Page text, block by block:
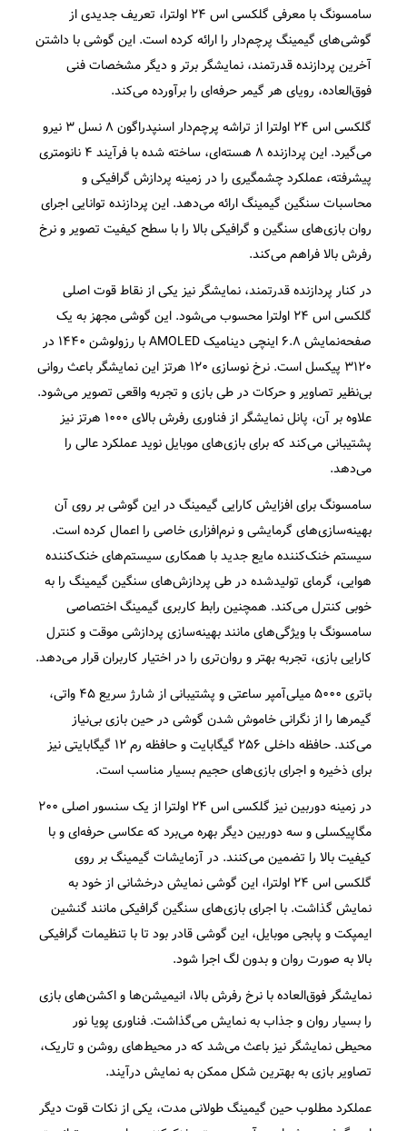
سامسونگ با معرفی گلکسی اس ۲۴ اولترا، تعریف جدیدی از
گوشی‌های گیمینگ پرچم‌دار را ارائه کرده است. این گوشی با داشتن
آخرین پردازنده قدرتمند، نمایشگر برتر و دیگر مشخصات فنی
فوق‌العاده، رویای هر گیمر حرفه‌ای را برآورده می‌کند.
گلکسی اس ۲۴ اولترا از تراشه پرچم‌دار اسنپدراگون ۸ نسل ۳ نیرو
می‌گیرد. این پردازنده ۸ هسته‌ای، ساخته شده با فرآیند ۴ نانومتری
پیشرفته، عملکرد چشمگیری را در زمینه پردازش گرافیکی و
محاسبات سنگین گیمینگ ارائه می‌دهد. این پردازنده توانایی اجرای
روان بازی‌های سنگین و گرافیکی بالا را با سطح کیفیت تصویر و نرخ
رفرش بالا فراهم می‌کند.
در کنار پردازنده قدرتمند، نمایشگر نیز یکی از نقاط قوت اصلی
گلکسی اس ۲۴ اولترا محسوب می‌شود. این گوشی مجهز به یک
صفحه‌نمایش ۶.۸ اینچی دینامیک AMOLED با رزولوشن ۱۴۴۰ در
۳۱۲۰ پیکسل است. نرخ نوسازی ۱۲۰ هرتز این نمایشگر باعث روانی
بی‌نظیر تصاویر و حرکات در طی بازی و تجربه واقعی تصویر می‌شود.
علاوه بر آن، پانل نمایشگر از فناوری رفرش بالای ۱۰۰۰ هرتز نیز
پشتیبانی می‌کند که برای بازی‌های موبایل نوید عملکرد عالی را
می‌دهد.
سامسونگ برای افزایش کارایی گیمینگ در این گوشی بر روی آن
بهینه‌سازی‌های گرمایشی و نرم‌افزاری خاصی را اعمال کرده است.
سیستم خنک‌کننده مایع جدید با همکاری سیستم‌های خنک‌کننده
هوایی، گرمای تولیدشده در طی پردازش‌های سنگین گیمینگ را به
خوبی کنترل می‌کند. همچنین رابط کاربری گیمینگ اختصاصی
سامسونگ با ویژگی‌های مانند بهینه‌سازی پردازشی موقت و کنترل
کارایی بازی، تجربه بهتر و روان‌تری را در اختیار کاربران قرار می‌دهد.
باتری ۵۰۰۰ میلی‌آمپر ساعتی و پشتیبانی از شارژ سریع ۴۵ واتی،
گیمرها را از نگرانی خاموش شدن گوشی در حین بازی بی‌نیاز
می‌کند. حافظه داخلی ۲۵۶ گیگابایت و حافظه رم ۱۲ گیگابایتی نیز
برای ذخیره و اجرای بازی‌های حجیم بسیار مناسب است.
در زمینه دوربین نیز گلکسی اس ۲۴ اولترا از یک سنسور اصلی ۲۰۰
مگاپیکسلی و سه دوربین دیگر بهره می‌برد که عکاسی حرفه‌ای و با
کیفیت بالا را تضمین می‌کنند. در آزمایشات گیمینگ بر روی
گلکسی اس ۲۴ اولترا، این گوشی نمایش درخشانی از خود به
نمایش گذاشت. با اجرای بازی‌های سنگین گرافیکی مانند گنشین
ایمپکت و پابجی موبایل، این گوشی قادر بود تا با تنظیمات گرافیکی
بالا به صورت روان و بدون لگ اجرا شود.
نمایشگر فوق‌العاده با نرخ رفرش بالا، انیمیشن‌ها و اکشن‌های بازی
را بسیار روان و جذاب به نمایش می‌گذاشت. فناوری پویا نور
محیطی نمایشگر نیز باعث می‌شد که در محیط‌های روشن و تاریک،
تصاویر بازی به بهترین شکل ممکن به نمایش درآیند.
عملکرد مطلوب حین گیمینگ طولانی مدت، یکی از نکات قوت دیگر